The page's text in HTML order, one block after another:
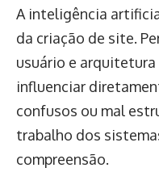
A inteligência
da criação de site.
usuário e
influenciar
confusos ou mal
trabalho dos
compreensão.